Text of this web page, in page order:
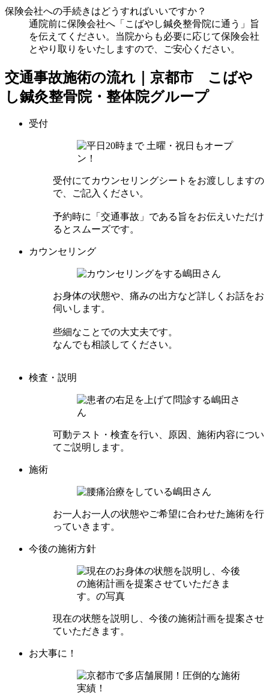
保険会社への手続きはどうすればいいですか？
通院前に保険会社へ「こばやし鍼灸整骨院に通う」旨
を伝えてください。当院からも必要に応じて保険会社
とやり取りをいたしますので、ご安心ください。
交通事故施術の流れ｜京都市 こばや
し鍼灸整骨院・整体院グループ
受付
受付にてカウンセリングシートをお渡ししますの
で、ご記入ください。
予約時に「交通事故」である旨をお伝えいただけ
るとスムーズです。
カウンセリング
お身体の状態や、痛みの出方など詳しくお話をお
伺いします。
些細なことでの大丈夫です。
なんでも相談してください。
検査・説明
可動テスト・検査を行い、原因、施術内容につい
てご説明します。
施術
お一人お一人の状態やご希望に合わせた施術を行
っていきます。
今後の施術方針
現在の状態を説明し、今後の施術計画を提案させ
ていただきます。
お大事に！